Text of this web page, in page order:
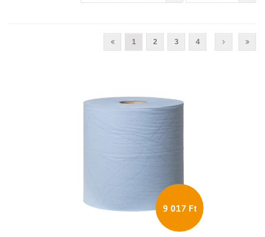
1 2 3 4
9 017 Ft